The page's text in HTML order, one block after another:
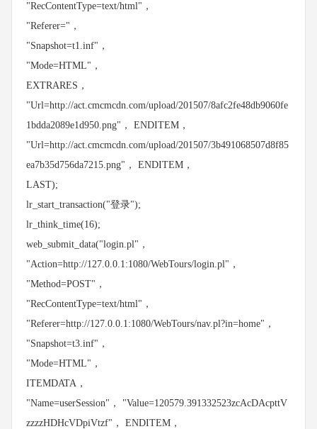
"RecContentType=text/html"，
"Referer="，
"Snapshot=t1.inf"，
"Mode=HTML"，
EXTRARES，
"Url=http://act.cmcmcdn.com/upload/201507/8afc2fe48db9060fe
1bdda2089e1d950.png"， ENDITEM，
"Url=http://act.cmcmcdn.com/upload/201507/3b491068507d8f85
ea7b35d756da7215.png"， ENDITEM，
LAST);
lr_start_transaction("登录");
lr_think_time(16);
web_submit_data("login.pl"，
"Action=http://127.0.0.1:1080/WebTours/login.pl"，
"Method=POST"，
"RecContentType=text/html"，
"Referer=http://127.0.0.1:1080/WebTours/nav.pl?in=home"，
"Snapshot=t3.inf"，
"Mode=HTML"，
ITEMDATA，
"Name=userSession"， "Value=120579.391332523zcAcDAcpttV
zzzzHDHcVDpiVtzf"， ENDITEM，